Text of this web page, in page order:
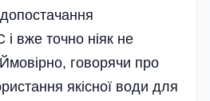
вже точно ніяк не
говорячи про
якісної води для